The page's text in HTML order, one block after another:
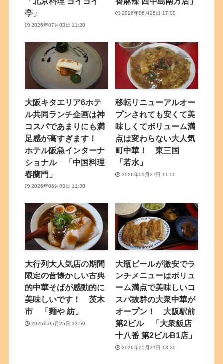
亭」
2026年07月03日 11:20
2026年06月25日 17:00
大阪キタエリア6ホテ
ル共同ランチ企画は神
コスパであまりにも満
足感が高すぎます！
ホテル阪急インターナ
ショナル 「中国料理
春蘭門」
2026年06月03日 11:30
移転リニューアルオー
プンされても安くて美
味しくてボリューム満
点は変わらない大人気
町中華！ 東三国
「若水」
2026年05月27日 11:00
大行列大人気店の期間
限定の昔懐かしい古典
的中華そばが感動的に
美味しいです！ 茨木
市 「麺や 紡」
2026年05月25日 13:50
大瓶ビールが激安でラ
ンチメニューはボリュ
ーム満点で美味しいコ
スパ抜群の大衆中華が
オープン！ 大阪駅前
第2ビル 「大衆飯店
十八番 第2ビルB1店」
2026年05月21日 13:30